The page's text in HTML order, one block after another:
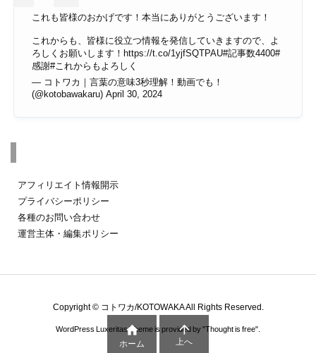
これも皆様のおかげです！本当にありがとうございます！
これからも、皆様に役立つ情報を発信していきますので、よ
ろしくお願いします！ https://t.co/1yjfSQTPAU#記事数4400#
感謝#これからもよろしく
— コトワカ｜言葉の意味3秒理解！動画でも！
(@kotobawakaru) April 30, 2024
アフィリエイト情報開示
プライバシーポリシー
各種のお問い合わせ
運営主体・編集ポリシー
Copyright © コトワカ/KOTOWAKAAll Rights Reserved.
WordPress Luxeritas Theme is provided by "Thought is free".

ホーム

上へ